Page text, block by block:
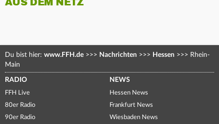
Du bist hier: www.FFH.de >>> Nachrichten >>> Hessen >>> Rhein-
Main
RADIO
FFH Live
80er Radio
90er Radio
NEWS
Hessen News
Frankfurt News
Wiesbaden News